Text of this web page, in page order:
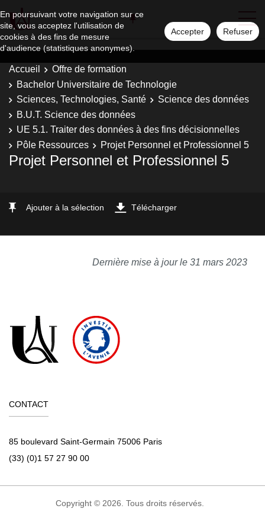
En poursuivant votre navigation sur ce
site, vous acceptez l'utilisation de
cookies à des fins de mesure
d'audience (statistiques anonymes).
Accepter Refuser
Accueil
Offre de formation
Bachelor Universitaire de Technologie
Sciences, Technologies, Santé
Science des données
B.U.T. Science des données
UE 5.1. Traiter des données à des fins décisionnelles
Pôle Ressources
Projet Personnel et Professionnel 5
Projet Personnel et Professionnel 5
Ajouter à la sélection Télécharger
Dernière mise à jour le 31 mars 2023
CONTACT
85 boulevard Saint-Germain 75006 Paris
(33) (0)1 57 27 90 00
Copyright © 2026. Tous droits réservés.